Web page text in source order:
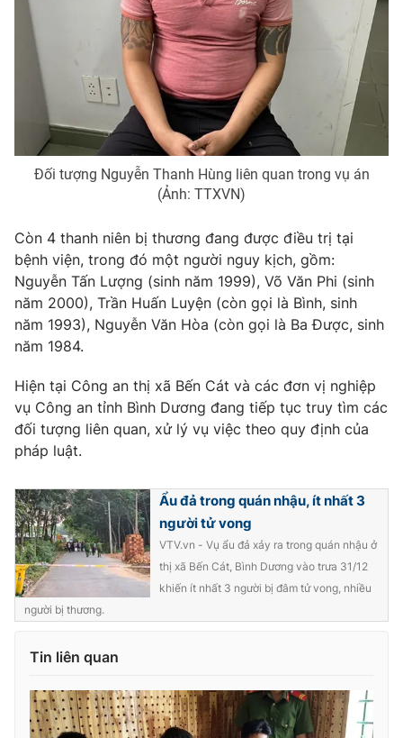
Video Shorts video
VTV Money VTV Thể thao
VTV Sức khoẻ Bất động sản
Thị trường 24h Tấm lòng Việt
VTV9 VTV8
Liên hệ tòa soạn English
THỜI BÁO VTV
Theo dõi báo trên
Cơ quan chủ quản:Đài Truyền hình Việt Nam
Cơ quan báo chí:
Thời báo VTV
Giấy phép hoạt động báo in và báo điện tử số 483/GP-BTTTT
Tổng Biên tập:Vũ Thanh Thủy
Nguyễn Trọng Ninh
Tổng đài VTV:024.38 355 931 - 024.38 355 932
Đối tượng Nguyễn Thanh Hùng liên quan trong vụ án
(Ảnh: TTXVN)
Còn 4 thanh niên bị thương đang được điều trị tại
bệnh viện, trong đó một người nguy kịch, gồm:
Nguyễn Tấn Lượng (sinh năm 1999), Võ Văn Phi (sinh
năm 2000), Trần Huấn Luyện (còn gọi là Bình, sinh
năm 1993), Nguyễn Văn Hòa (còn gọi là Ba Được, sinh
năm 1984.
Hiện tại Công an thị xã Bến Cát và các đơn vị nghiệp
vụ Công an tỉnh Bình Dương đang tiếp tục truy tìm các
đối tượng liên quan, xử lý vụ việc theo quy định của
pháp luật.
Ẩu đả trong quán nhậu, ít nhất 3
người tử vong
VTV.vn - Vụ ẩu đả xảy ra trong quán nhậu ở
thị xã Bến Cát, Bình Dương vào trưa 31/12
khiến ít nhất 3 người bị đâm tử vong, nhiều
người bị thương.
Tin liên quan